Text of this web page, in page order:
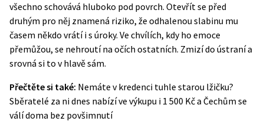
všechno schovává hluboko pod povrch. Otevřít se před
druhým pro něj znamená riziko, že odhalenou slabinu mu
časem někdo vrátí i s úroky. Ve chvílích, kdy ho emoce
přemůžou, se nehroutí na očích ostatních. Zmizí do ústraní a
srovná si to v hlavě sám.
Přečtěte si také: Nemáte v kredenci tuhle starou lžičku?
Sběratelé za ni dnes nabízí ve výkupu i 1 500 Kč a Čechům se
válí doma bez povšimnutí